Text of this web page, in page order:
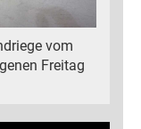
vom
Freitag